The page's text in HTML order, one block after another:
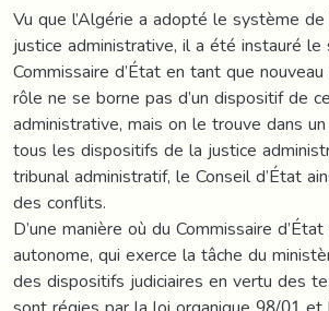
Vu que l’Algérie a adopté le système
justice administrative, il a été instauré
Commissaire d’État en tant que
rôle ne se borne pas d’un dispositif de
administrative, mais on le trouve dans
tous les dispositifs de la justice
tribunal administratif, le Conseil d’État
des conflits.
D’une manière où du Commissaire
autonome, qui exerce la tâche du
des dispositifs judiciaires en vertu des